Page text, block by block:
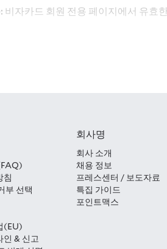
: 비자카드 회원 전용 페이지에서 유효
서 비자카드 신용
기간(예약일 기준) : 2026년 4월 1일 ~
기간 : 2026년 4월 1일 ~ 2029년 4월 2
비자 이름과 로고가 있는 유효한 비
혜택은 비자카드 프로모션 전용 페이
는 해외 승인 프로모션이므로 해외
프로모션 할인이 적용이 되지 않습니
침
부 선택
(EU)
인 & 신고
회사명
회사 소개
채용 정보
프레스센터 / 보도자료
특집 가이드
포인트맥스